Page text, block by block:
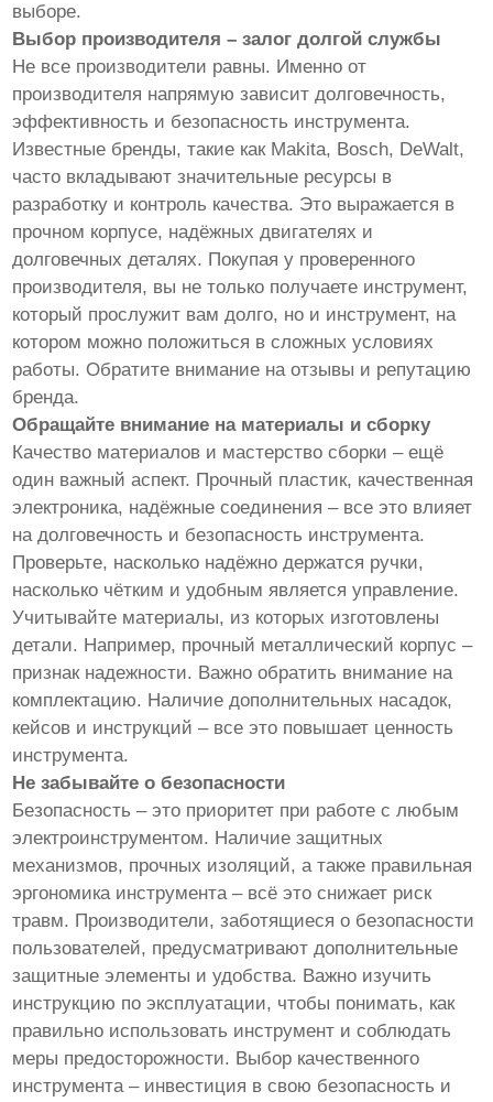
выборе.
Выбор производителя – залог долгой службы
Не все производители равны. Именно от
производителя напрямую зависит долговечность,
эффективность и безопасность инструмента.
Известные бренды, такие как Makita, Bosch, DeWalt,
часто вкладывают значительные ресурсы в
разработку и контроль качества. Это выражается в
прочном корпусе, надёжных двигателях и
долговечных деталях. Покупая у проверенного
производителя, вы не только получаете инструмент,
который прослужит вам долго, но и инструмент, на
котором можно положиться в сложных условиях
работы. Обратите внимание на отзывы и репутацию
бренда.
Обращайте внимание на материалы и сборку
Качество материалов и мастерство сборки – ещё
один важный аспект. Прочный пластик, качественная
электроника, надёжные соединения – все это влияет
на долговечность и безопасность инструмента.
Проверьте, насколько надёжно держатся ручки,
насколько чётким и удобным является управление.
Учитывайте материалы, из которых изготовлены
детали. Например, прочный металлический корпус –
признак надежности. Важно обратить внимание на
комплектацию. Наличие дополнительных насадок,
кейсов и инструкций – все это повышает ценность
инструмента.
Не забывайте о безопасности
Безопасность – это приоритет при работе с любым
электроинструментом. Наличие защитных
механизмов, прочных изоляций, а также правильная
эргономика инструмента – всё это снижает риск
травм. Производители, заботящиеся о безопасности
пользователей, предусматривают дополнительные
защитные элементы и удобства. Важно изучить
инструкцию по эксплуатации, чтобы понимать, как
правильно использовать инструмент и соблюдать
меры предосторожности. Выбор качественного
инструмента – инвестиция в свою безопасность и